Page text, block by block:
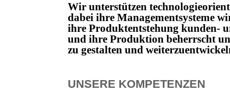
Wir unterstützen
dabei ihre Managementsysteme
ihre Produktentstehung kunden-
und ihre Produktion beherrscht
zu gestalten und
UNSERE KOMPETENZEN